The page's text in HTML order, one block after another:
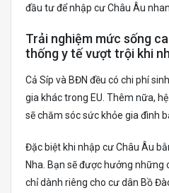
đầu tư để nhập cư Châu Âu
Trải nghiệm mức sống
thống y tế vượt trội khi
Cả Síp và BĐN đều có chi phí
gia khác trong EU. Thêm nữa,
sẽ chăm sóc sức khỏe gia đình
Đặc biệt khi nhập cư Châu Âu
Nha. Bạn sẽ được hưởng những
chỉ dành riêng cho cư dân Bồ